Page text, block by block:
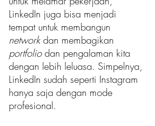
LinkedIn juga bisa menjadi
tempat untuk membangun
network dan membagikan
portfolio dan pengalaman kita
dengan lebih leluasa. Simpelnya,
LinkedIn sudah seperti Instagram
hanya saja dengan mode
profesional.